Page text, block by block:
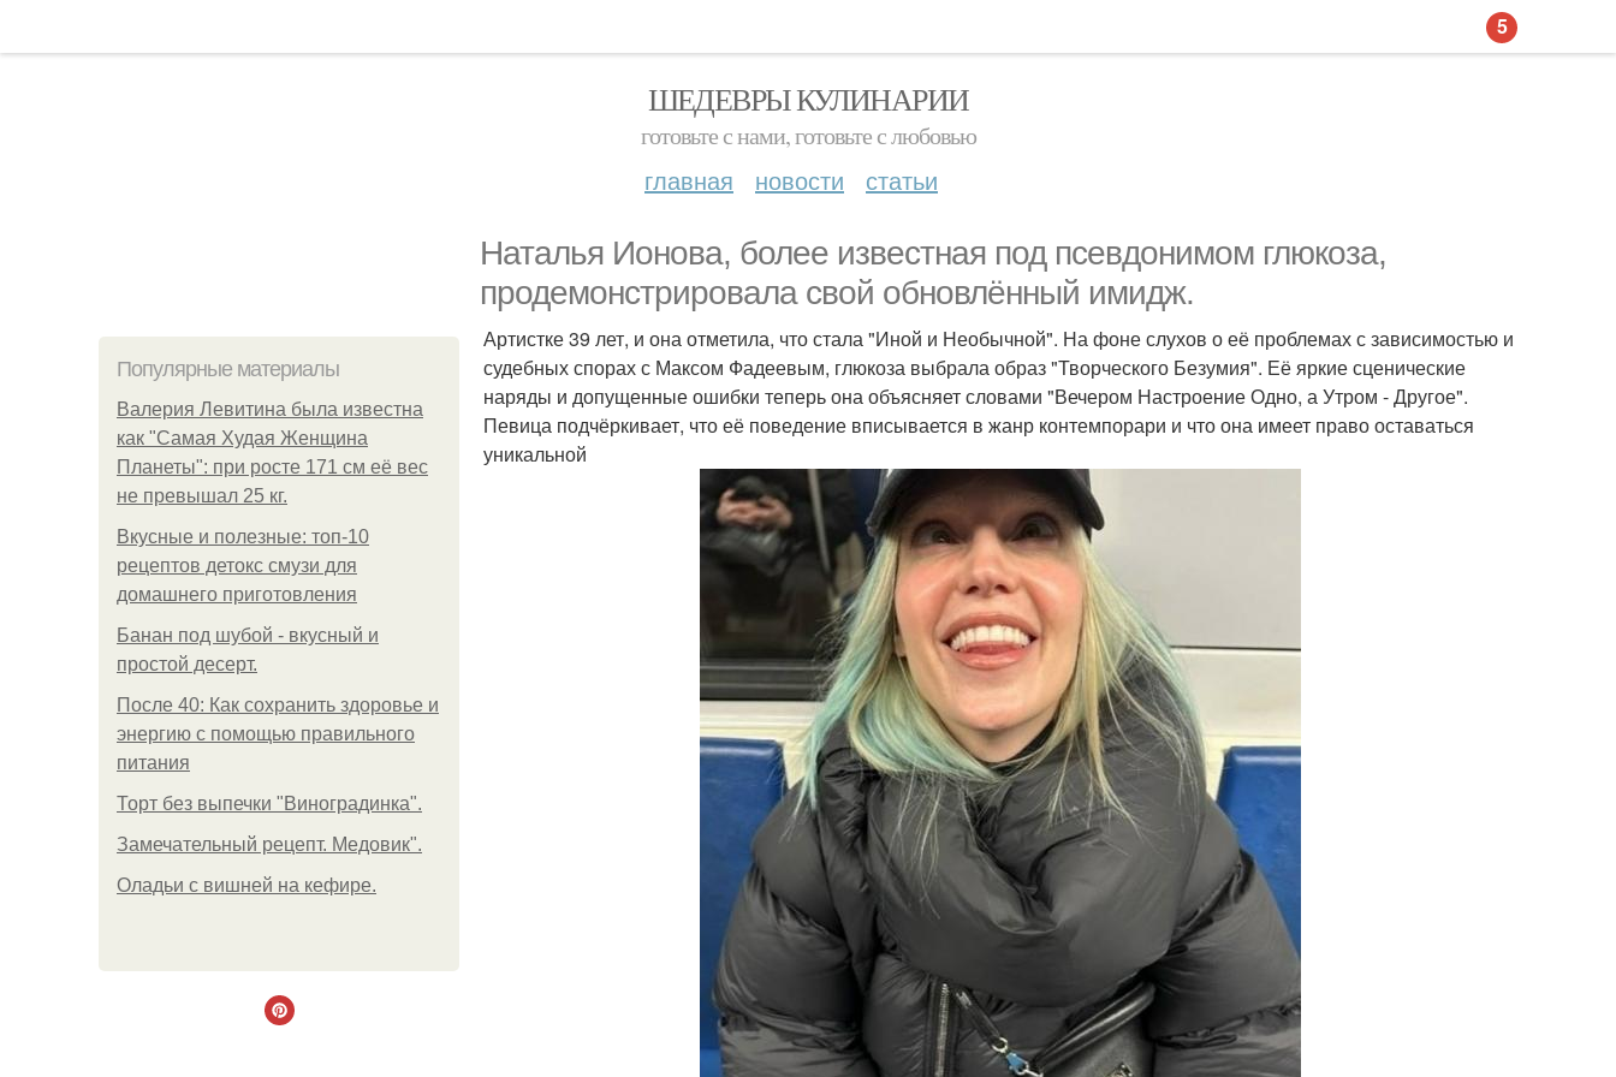
ШЕДЕВРЫ КУЛИНАРИИ
готовьте с нами, готовьте с любовью
главная новости статьи
Наталья Ионова, более известная под псевдонимом глюкоза,
продемонстрировала свой обновлённый имидж.
Популярные материалы
Валерия Левитина была известна
как "Самая Худая Женщина
Планеты": при росте 171 см её вес
не превышал 25 кг.
Вкусные и полезные: топ-10
рецептов детокс смузи для
домашнего приготовления
Банан под шубой - вкусный и
простой десерт.
После 40: Как сохранить здоровье и
энергию с помощью правильного
питания
Торт без выпечки "Виноградинка".
Замечательный рецепт. Медовик".
Оладьи с вишней на кефире.
Артистке 39 лет, и она отметила, что стала "Иной и Необычной". На фоне слухов о её проблемах с зависимостью и
судебных спорах с Максом Фадеевым, глюкоза выбрала образ "Творческого Безумия". Её яркие сценические
наряды и допущенные ошибки теперь она объясняет словами "Вечером Настроение Одно, а Утром - Другое".
Певица подчёркивает, что её поведение вписывается в жанр контемпорари и что она имеет право оставаться
уникальной
5